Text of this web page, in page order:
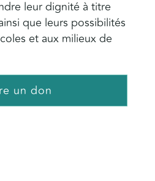
leur dignité à titre
que leurs possibilités
et aux milieux de
un don